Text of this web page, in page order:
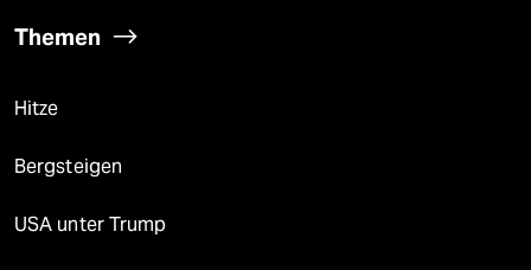
Themen
Hitze
Bergsteigen
USA unter Trump